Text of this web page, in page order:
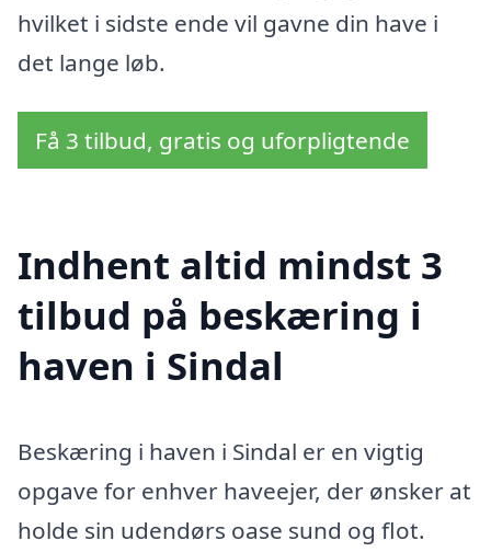
hvilket i sidste ende vil gavne din have i
det lange løb.
Få 3 tilbud, gratis og uforpligtende
Indhent altid mindst 3
tilbud på beskæring i
haven i Sindal
Beskæring i haven i Sindal er en vigtig
opgave for enhver haveejer, der ønsker at
holde sin udendørs oase sund og flot.